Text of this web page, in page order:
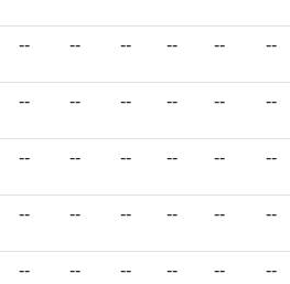
-- -- -- -- -- --
-- -- -- -- -- --
-- -- -- -- -- --
-- -- -- -- -- --
-- -- -- -- -- --